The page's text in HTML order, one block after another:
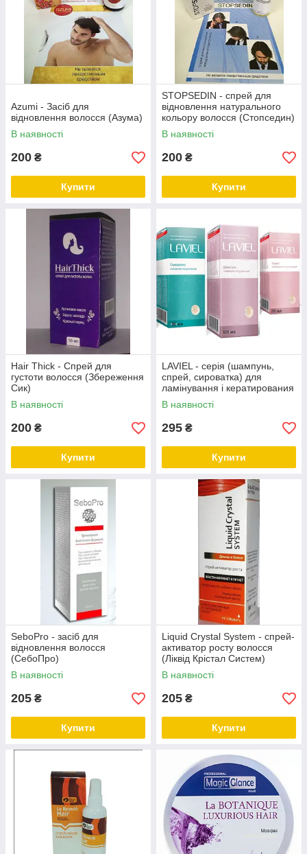
Azumi - Засіб для
відновлення волосся (Азума)
В наявності
200 ₴
Купити
STOPSEDIN - спрей для
відновлення натурального
кольору волосся (Стопседин)
В наявності
200 ₴
Купити
Hair Thick - Спрей для
густоти волосся (Збереження
Сик)
В наявності
200 ₴
Купити
LAVIEL - серія (шампунь,
спрей, сироватка) для
ламінування і кератирования
волосся (Лавиель)
В наявності
295 ₴
Купити
SeboPro - засіб для
відновлення волосся
(СебоПро)
В наявності
205 ₴
Купити
Liquid Crystal System - спрей-
активатор росту волосся
(Ліквід Крістал Систем)
В наявності
205 ₴
Купити